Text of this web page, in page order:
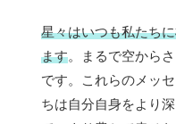
星々はいつも私たち
ます。まるで空から
です。これらのメッ
ちは自分自身をより